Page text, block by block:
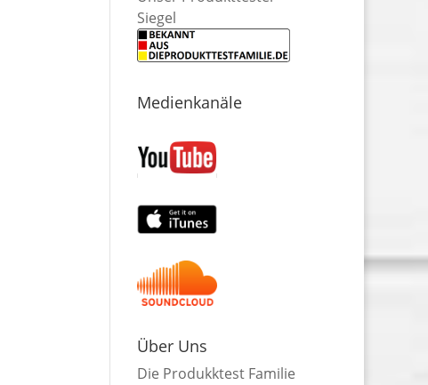
Siegel
Medienkanäle
Über Uns
Die Produkktest Familie